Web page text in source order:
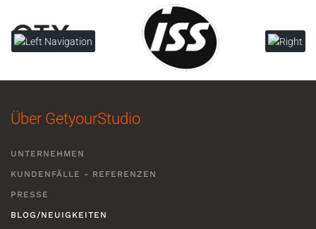
Über GetyourStudio
UNTERNEHMEN
KUNDENFÄLLE - REFERENZEN
PRESSE
BLOG/NEUIGKEITEN